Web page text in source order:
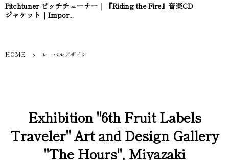
Pitchtuner ピッチチューナー｜『Riding the Fire』音楽CD
ジャケット｜Impor...
HOME レーベルデザイン
Exhibition "6th Fruit Labels
Traveler" Art and Design Gallery
"The Hours", Miyazaki